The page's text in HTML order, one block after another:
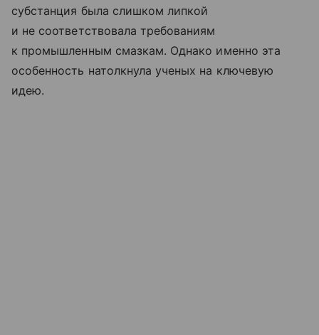
субстанция была слишком липкой
и не соответствовала требованиям
к промышленным смазкам. Однако именно эта
особенность натолкнула ученых на ключевую
идею.